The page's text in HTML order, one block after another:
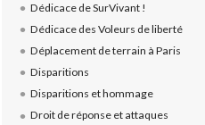
Dédicace de SurVivant !
Dédicace des Voleurs de liberté
Déplacement de terrain à Paris
Disparitions
Disparitions et hommage
Droit de réponse et attaques